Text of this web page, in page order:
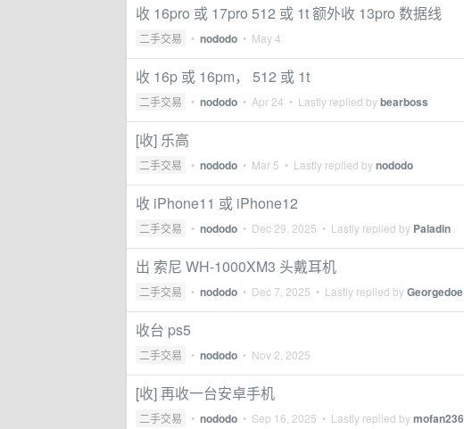
收 16pro 或 17pro 512 或 1t 额外收 13pro 数据线
二手交易 • nododo • May 4
收 16p 或 16pm， 512 或 1t
二手交易 • nododo • Apr 24 • Lastly replied bybearboss
[收] 乐高
二手交易 • nododo • Mar 5 • Lastly replied bynododo
收 iPhone11 或 iPhone12
二手交易 • nododo • Dec 29, 2025 • Lastly replied by Paladin
出 索尼 WH-1000XM3 头戴耳机
二手交易 • nododo • Dec 7, 2025 • Lastly replied byGeorgedoe
收台 ps5
二手交易 • nododo • Nov 2, 2025
[收] 再收一台安卓手机
二手交易 • nododo • Sep 16, 2025 • Lastly replied bymofan236